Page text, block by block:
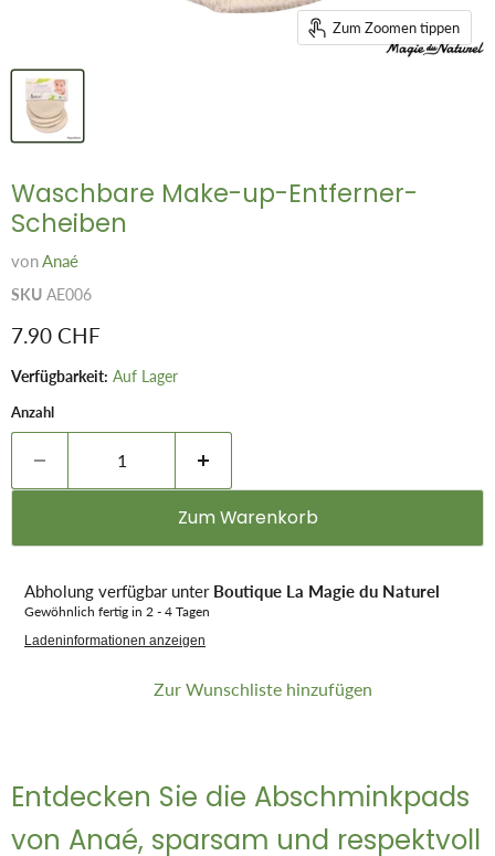
Zum Zoomen tippen
Waschbare Make-up-Entferner-
Scheiben
vonAnaé
SKU AE006
Aktueller Preis
7.90 CHF
Verfügbarkeit: Auf Lager
Anzahl
Zum Warenkorb
Abholung verfügbar unter Boutique La Magie du Naturel
Gewöhnlich fertig in 2 - 4 Tagen
Ladeninformationen anzeigen
Zur Wunschliste hinzufügen
Entdecken Sie die Abschminkpads
von Anaé, sparsam und respektvoll